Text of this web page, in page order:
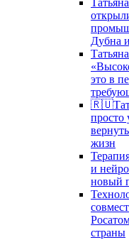
Дубна
это в
просто
жизн
и
новый
страны